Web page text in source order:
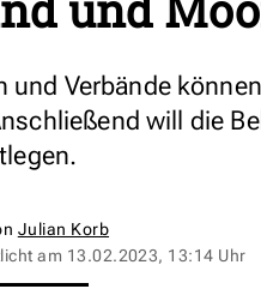
und Verbände
will die
Julian Korb
am 13.02.2023, 13:14 Uhr